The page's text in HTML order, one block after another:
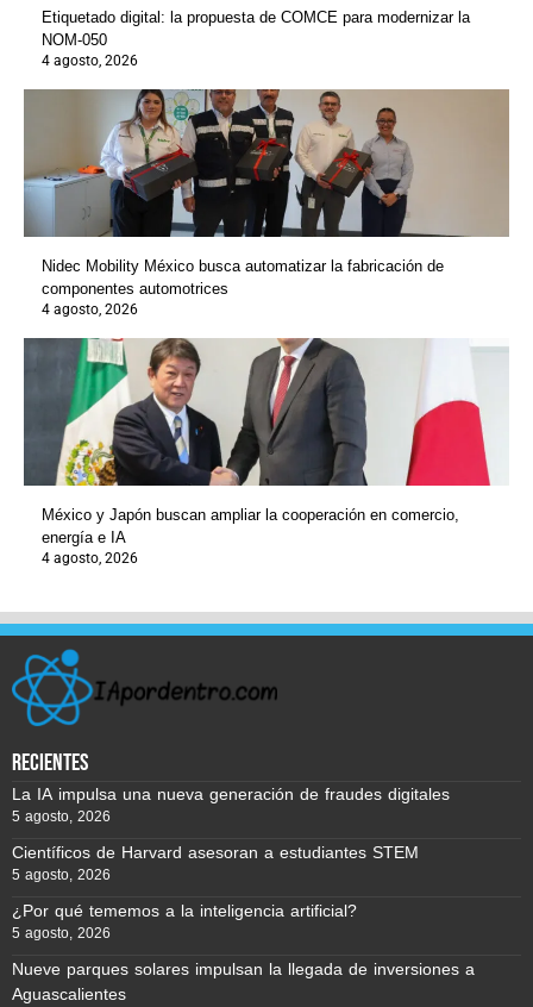
Etiquetado digital: la propuesta de COMCE para modernizar la
NOM-050
4 agosto, 2026
Nidec Mobility México busca automatizar la fabricación de
componentes automotrices
4 agosto, 2026
México y Japón buscan ampliar la cooperación en comercio,
energía e IA
4 agosto, 2026
recientes
La IA impulsa una nueva generación de fraudes digitales
5 agosto, 2026
Científicos de Harvard asesoran a estudiantes STEM
5 agosto, 2026
¿Por qué tememos a la inteligencia artificial?
5 agosto, 2026
Nueve parques solares impulsan la llegada de inversiones a
Aguascalientes